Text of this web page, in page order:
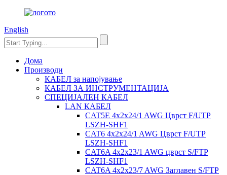
English
Дома
Производи
КАБЕЛ за напојување
КАБЕЛ ЗА ИНСТРУМЕНТАЦИЈА
СПЕЦИЈАЛЕН КАБЕЛ
LAN КАБЕЛ
CAT5E 4x2x24/1 AWG Цврст F/UTP
LSZH-SHF1
CAT6 4x2x24/1 AWG Цврст F/UTP
LSZH-SHF1
CAT6A 4x2x23/1 AWG цврст S/FTP
LSZH-SHF1
CAT6A 4x2x23/7 AWG Заглавен S/FTP